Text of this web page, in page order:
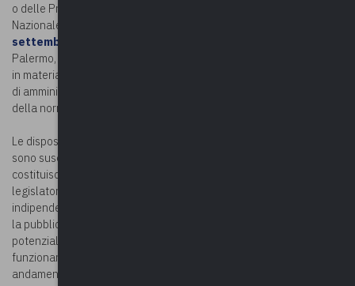
o delle Province autonome. E’ quanto ha chiarito l’Autorità
Nazionale Anticorruzione con
settembre 202
Palermo, intenzionato ad applicare le disposizioni proprie regionali
in materia di nomine e designazioni di rappresentanti negli organi
di amministrazione e controllo degli organismi partecipati, invece
della normativa nazionale disposta dai decreti Severino.
Le disposizioni contenute nel d.lgs. 39/2013 – scrive Anac – non
sono suscettibili di interpretazione estensiva, in quanto
costituiscono l’espressione della scelta discrezionale del
legislatore, il quale con esse ha individuato a priori, e
indipendentemente dalla concreta realizzazione di un danno per
la pubblica amministrazione, fattispecie nelle quali sussiste un
potenziale conflitto di interesse e/o nelle quali l’azione del
funzionario può mettere a rischio l’immagine di imparzialità e buon
andamento della pubblica amministrazione stessa.